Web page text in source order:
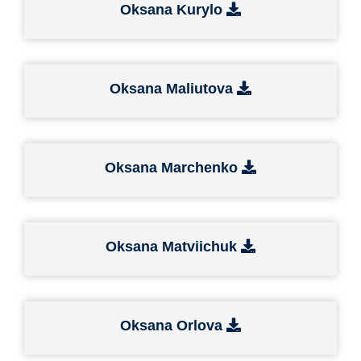
Oksana Kurylo
Oksana Maliutova
Oksana Marchenko
Oksana Matviichuk
Oksana Orlova